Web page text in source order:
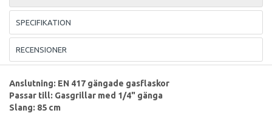
SPECIFIKATION
RECENSIONER
Anslutning: EN 417 gängade gasflaskor
Passar till: Gasgrillar med 1/4" gänga
Slang: 85 cm